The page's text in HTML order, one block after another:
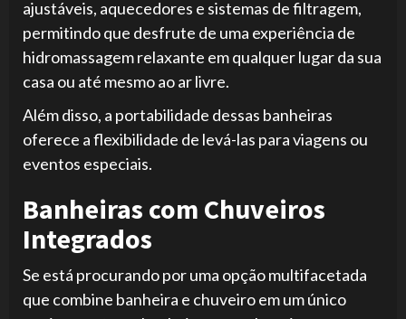
ajustáveis, aquecedores e sistemas de filtragem,
permitindo que desfrute de uma experiência de
hidromassagem relaxante em qualquer lugar da sua
casa ou até mesmo ao ar livre.
Além disso, a portabilidade dessas banheiras
oferece a flexibilidade de levá-las para viagens ou
eventos especiais.
Banheiras com Chuveiros
Integrados
Se está procurando por uma opção multifacetada
que combine banheira e chuveiro em um único